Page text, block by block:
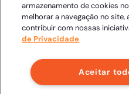
Clicksign® - Todos
armazenamento de cookies
melhorar a navegação no
contribuir com nossas
de Privacidade
Aceitar